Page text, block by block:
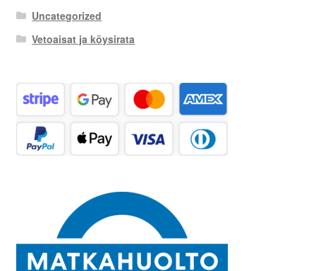
Uncategorized
Vetoaisat ja köysirata